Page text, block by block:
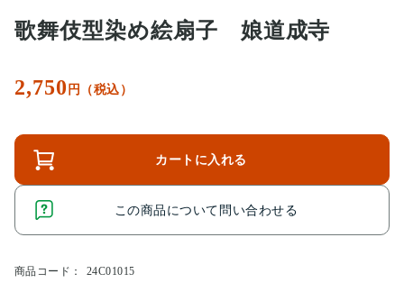
歌舞伎型染め絵扇子 娘道成寺
2,750 円（税込）
カートに入れる
この商品について問い合わせる
商品コード：
24C01015